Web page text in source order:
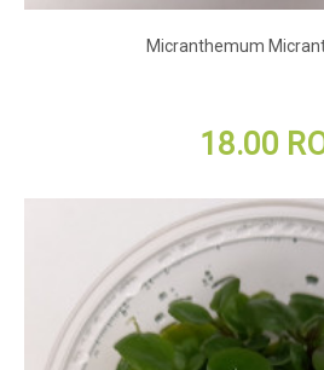
Micranthemum
18.00